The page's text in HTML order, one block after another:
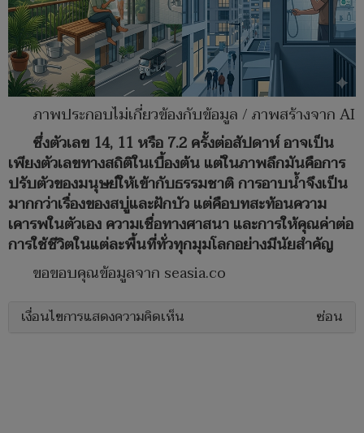
ภาพประกอบไม่เกี่ยวข้องกับข้อมูล / ภาพสร้างจาก AI
ซึ่งตัวเลข 14, 11 หรือ 7.2 ครั้งต่อสัปดาห์ อาจเป็น
เพียงตัวเลขทางสถิติในเบื้องต้น แต่ในภาพลึกมันคือการ
ปรับตัวของมนุษย์ให้เข้ากับธรรมชาติ การอาบน้ำจึงเป็น
มากกว่าเรื่องของสบู่และฝักบัว แต่คือบทสะท้อนความ
เคารพในตัวเอง ความเชื่อทางศาสนา และการให้คุณค่าต่อ
การใช้ชีวิตในแต่ละพื้นที่ทั่วทุกมุมโลกอย่างมีนัยสำคัญ
ขอขอบคุณข้อมูลจาก seasia.co
เงื่อนไขการแสดงความคิดเห็น ซ่อน